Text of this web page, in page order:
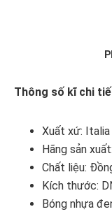
Thông số kĩ chi
Xuất xứ: Italia
Hãng sản
Chất liệu:
Kích thước:
Bóng nhựa